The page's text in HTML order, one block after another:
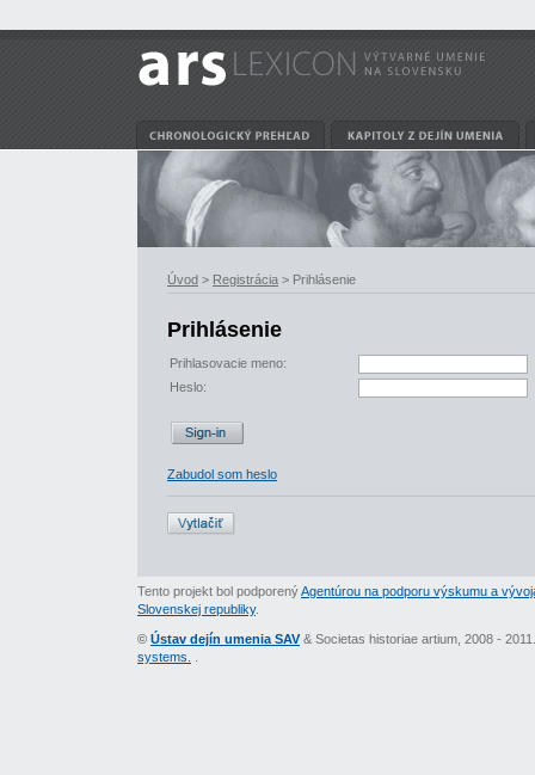
Úvod > Registrácia > Prihlásenie
Prihlásenie
Prihlasovacie meno:
Heslo:
Zabudol som heslo
Tento projekt bol podporenýAgentúrou na podporu výskumu a
Slovenskej republiky.
© Ústav dejín umenia SAV & Societas historiae artium, 2008 -
systems.